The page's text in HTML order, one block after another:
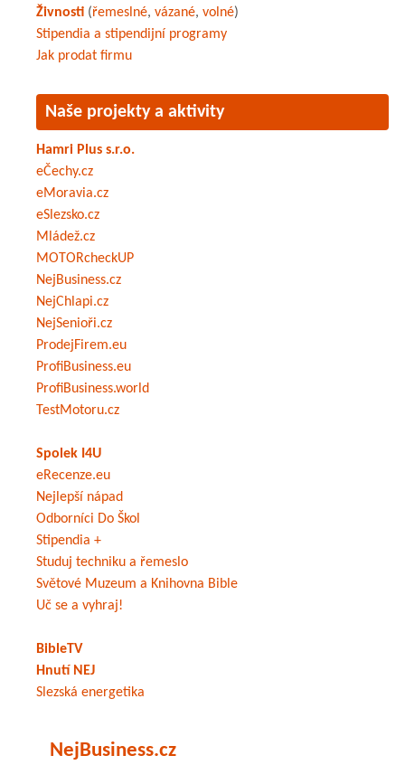
Živnosti (řemeslné, vázané, volné)
Stipendia a stipendijní programy
Jak prodat firmu
Naše projekty a aktivity
Hamri Plus s.r.o.
eČechy.cz
eMoravia.cz
eSlezsko.cz
Mládež.cz
MOTORcheckUP
NejBusiness.cz
NejChlapi.cz
NejSenioři.cz
ProdejFirem.eu
ProfiBusiness.eu
ProfiBusiness.world
TestMotoru.cz
Spolek I4U
eRecenze.eu
Nejlepší nápad
Odborníci Do Škol
Stipendia +
Studuj techniku a řemeslo
Světové Muzeum a Knihovna Bible
Uč se a vyhraj!
BibleTV
Hnutí NEJ
Slezská energetika
NejBusiness.cz